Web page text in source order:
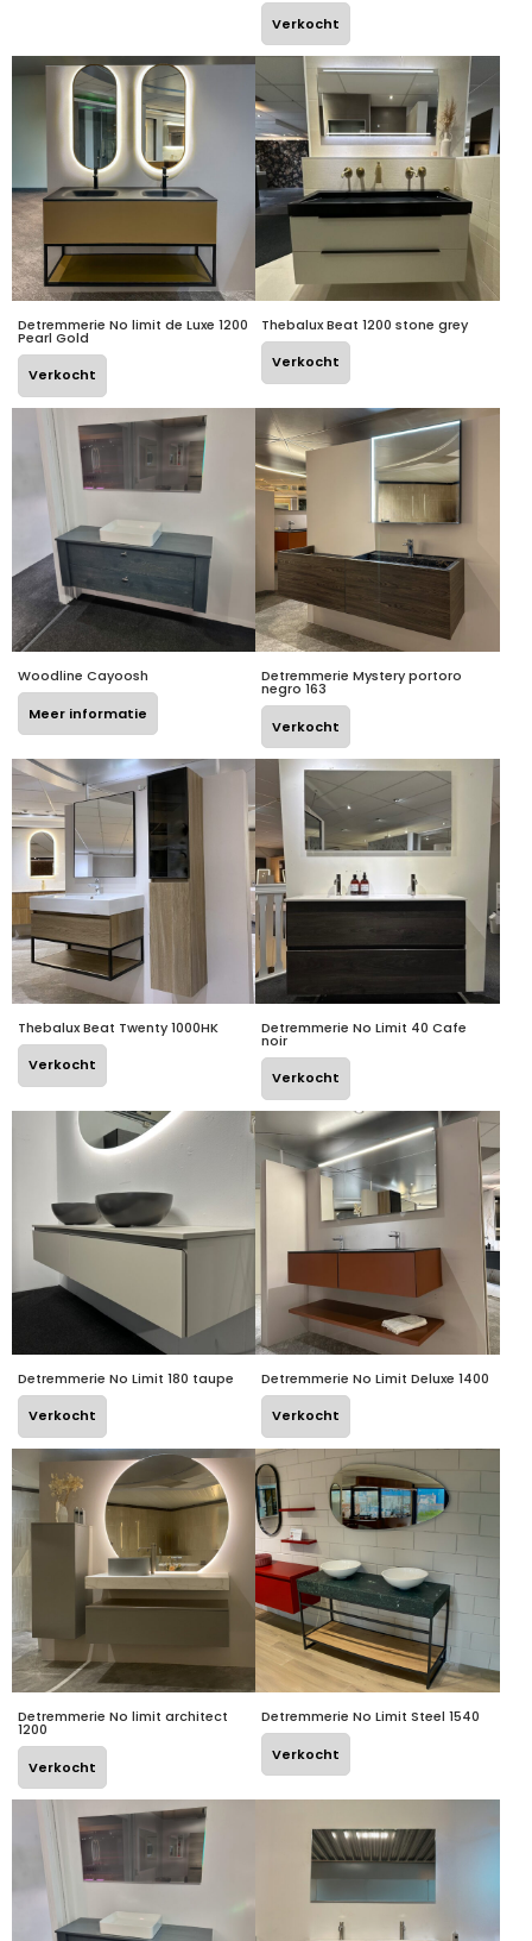
Verkocht
Detremmerie No limit de Luxe 1200
Pearl Gold
Verkocht
Thebalux Beat 1200 stone grey
Verkocht
Woodline Cayoosh
Meer informatie
Detremmerie Mystery portoro
negro 163
Verkocht
Thebalux Beat Twenty 1000HK
Verkocht
Detremmerie No Limit 40 Cafe
noir
Verkocht
Detremmerie No Limit 180 taupe
Verkocht
Detremmerie No Limit Deluxe 1400
Verkocht
Detremmerie No limit architect
1200
Verkocht
Detremmerie No Limit Steel 1540
Verkocht